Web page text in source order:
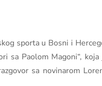
sporta u Bosni i
sa Paolom Magoni“,
sa novinarom